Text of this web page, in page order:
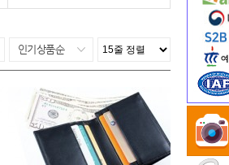
인기상품순